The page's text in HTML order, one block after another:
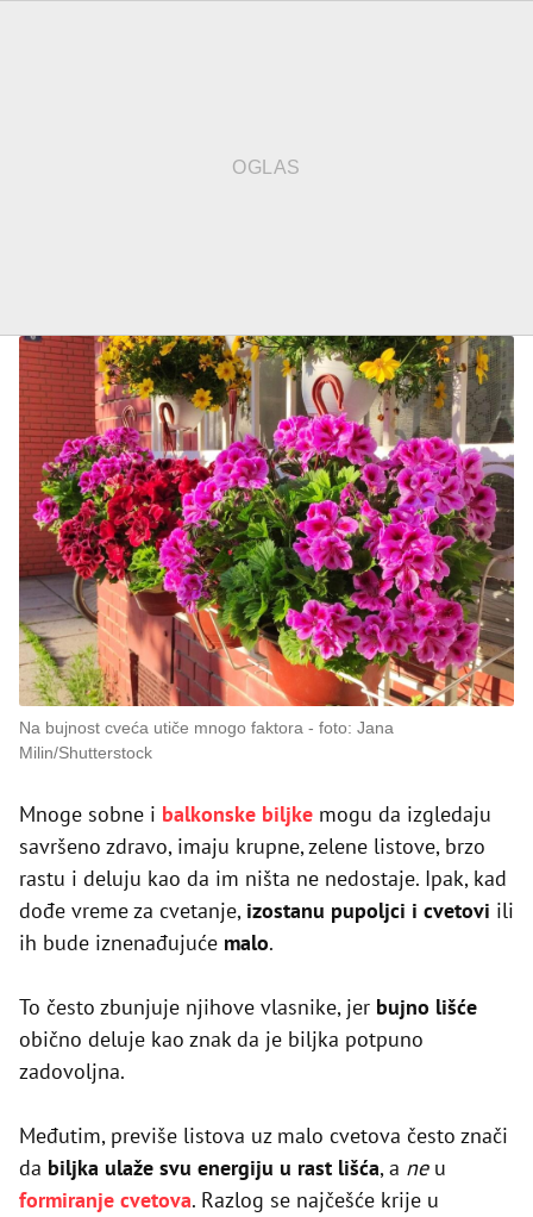
Na bujnost cveća utiče mnogo faktora
foto: Jana
Milin/Shutterstock
Mnoge sobne i balkonske biljke mogu da izgledaju
savršeno zdravo, imaju krupne, zelene listove, brzo
rastu i deluju kao da im ništa ne nedostaje. Ipak, kad
dođe vreme za cvetanje, izostanu pupoljci i cvetovi ili
ih bude iznenađujuće malo.
To često zbunjuje njihove vlasnike, jer bujno lišće
obično deluje kao znak da je biljka potpuno
zadovoljna.
Međutim, previše listova uz malo cvetova često znači
da biljka ulaže svu energiju u rast lišća, a ne u
formiranje cvetova. Razlog se najčešće krije u